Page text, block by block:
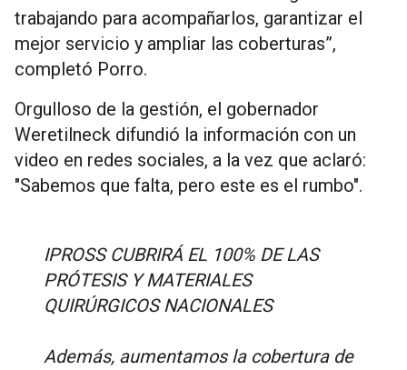
trabajando para acompañarlos, garantizar el
mejor servicio y ampliar las coberturas”,
completó Porro.
Orgulloso de la gestión, el gobernador
Weretilneck difundió la información con un
video en redes sociales, a la vez que aclaró:
"Sabemos que falta, pero este es el rumbo".
IPROSS CUBRIRÁ EL 100% DE LAS
PRÓTESIS Y MATERIALES
QUIRÚRGICOS NACIONALES
Además, aumentamos la cobertura de